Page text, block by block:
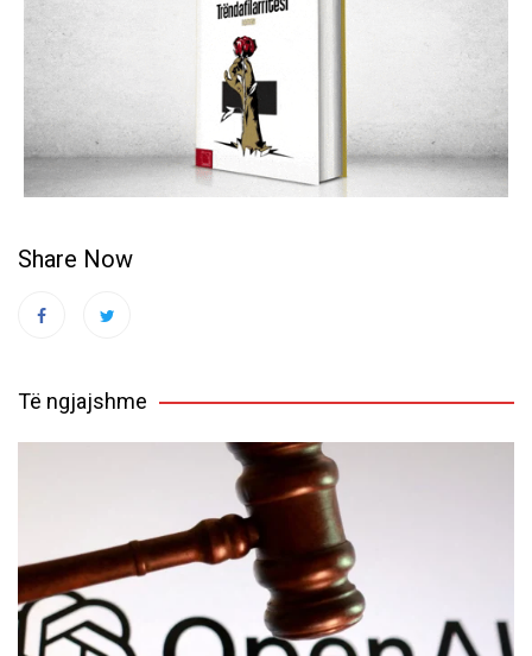
Share Now
Të ngjajshme